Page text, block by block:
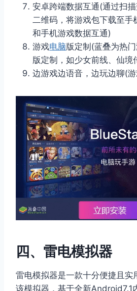
安卓跨端数据互通(通过扫
二维码，将游戏包下载至手
和手机游戏数据互通)
游戏电脑版定制(蓝叠为热
版定制，如少女前线、仙境
边游戏边语音，边玩边聊(
四、雷电模拟器
雷电模拟器是一款十分便捷且实
该模拟器，基于全新Android7.1